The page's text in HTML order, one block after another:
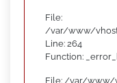
File:
/var/www/
Line: 264
Function:
File: /var/www/